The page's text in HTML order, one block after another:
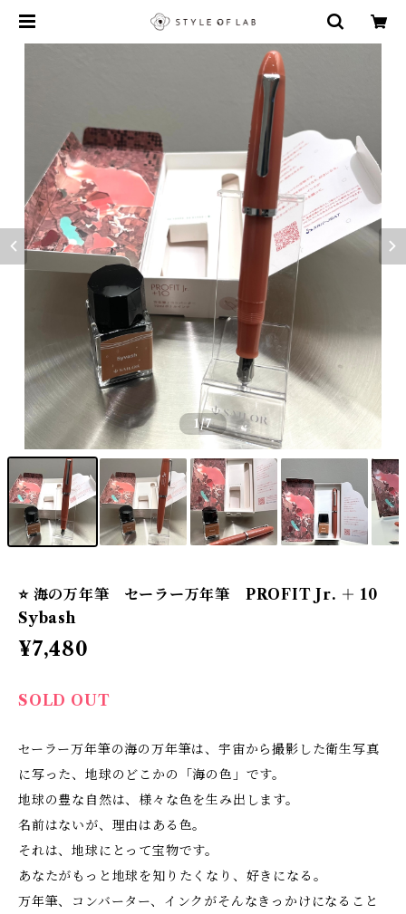
1/7
⭐️ 海の万年筆 セーラー万年筆 PROFIT Jr. ＋ 10
Sybash
¥7,480
SOLD OUT
セーラー万年筆の海の万年筆は、宇宙から撮影した衛生写真
に写った、地球のどこかの「海の色」です。
地球の豊な自然は、様々な色を生み出します。
名前はないが、理由はある色。
それは、地球にとって宝物です。
あなたがもっと地球を知りたくなり、好きになる。
万年筆、コンバーター、インクがそんなきっかけになること